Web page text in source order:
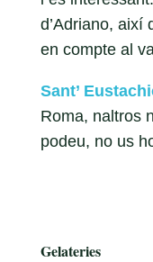
d’Adriano, així
en compte al
Sant’
Roma, naltros
podeu, no us
Gelateries